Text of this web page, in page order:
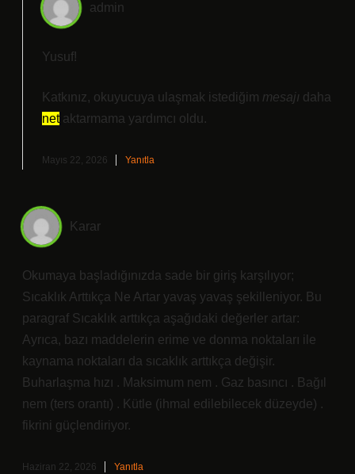
admin
Yusuf!
Katkınız, okuyucuya ulaşmak istediğim mesajı daha
net aktarmama yardımcı oldu.
Mayıs 22, 2026 Yanıtla
Karar
Okumaya başladığınızda sade bir giriş karşılıyor;
Sıcaklık Arttıkça Ne Artar yavaş yavaş şekilleniyor. Bu
paragraf Sıcaklık arttıkça aşağıdaki değerler artar:
Ayrıca, bazı maddelerin erime ve donma noktaları ile
kaynama noktaları da sıcaklık arttıkça değişir.
Buharlaşma hızı . Maksimum nem . Gaz basıncı . Bağıl
nem (ters orantı) . Kütle (ihmal edilebilecek düzeyde) .
fikrini güçlendiriyor.
Haziran 22, 2026 Yanıtla